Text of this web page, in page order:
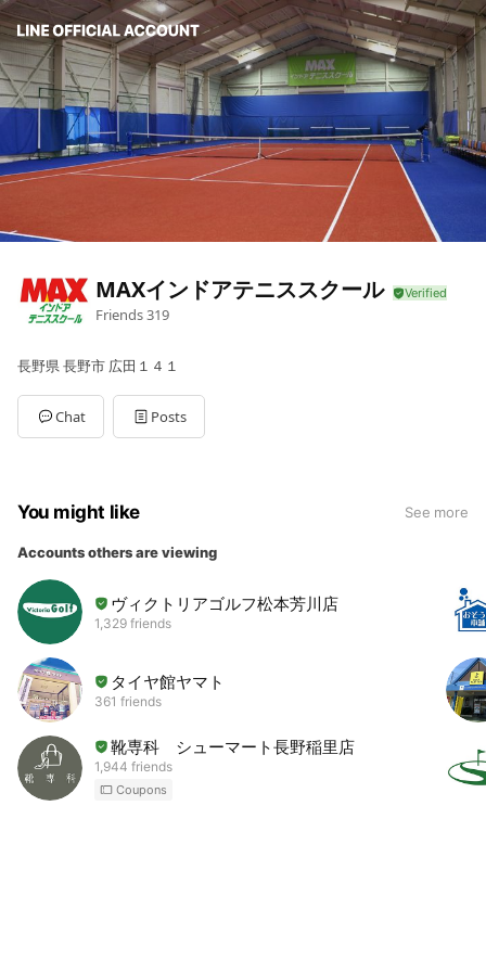
MAXインドアテニススクール
Friends319
長野県 長野市 広田１４１
Chat Posts
You might like See more
Accounts others are viewing
ヴィクトリアゴルフ松本芳川店
1,329 friends
タイヤ館ヤマト
361 friends
靴専科 シューマート長野稲里店
1,944 friends
Coupons